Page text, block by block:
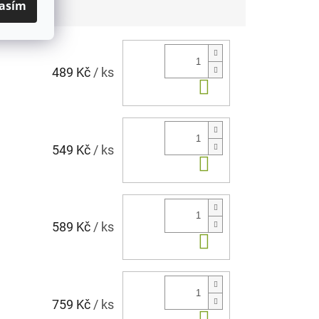
489 Kč/ ks
549 Kč / ks
589 Kč / ks
759 Kč / ks